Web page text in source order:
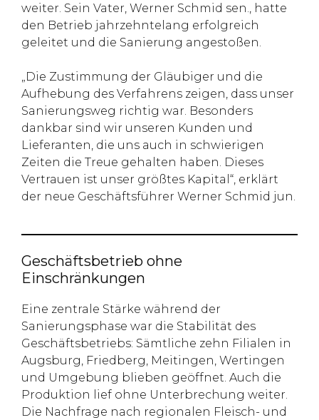
weiter. Sein Vater, Werner Schmid sen., hatte
den Betrieb jahrzehntelang erfolgreich
geleitet und die Sanierung angestoßen.
„Die Zustimmung der Gläubiger und die
Aufhebung des Verfahrens zeigen, dass unser
Sanierungsweg richtig war. Besonders
dankbar sind wir unseren Kunden und
Lieferanten, die uns auch in schwierigen
Zeiten die Treue gehalten haben. Dieses
Vertrauen ist unser größtes Kapital“, erklärt
der neue Geschäftsführer Werner Schmid jun.
Geschäftsbetrieb ohne
Einschränkungen
Eine zentrale Stärke während der
Sanierungsphase war die Stabilität des
Geschäftsbetriebs: Sämtliche zehn Filialen in
Augsburg, Friedberg, Meitingen, Wertingen
und Umgebung blieben geöffnet. Auch die
Produktion lief ohne Unterbrechung weiter.
Die Nachfrage nach regionalen Fleisch- und